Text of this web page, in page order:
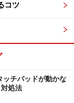
コツ
チパッドが動かな
処法